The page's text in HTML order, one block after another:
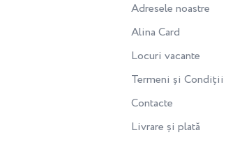
Adresele noastre
Alina Card
Locuri vacante
Termeni și Condiții
Contacte
Livrare și plată